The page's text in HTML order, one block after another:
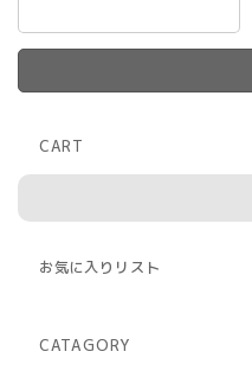
CART
お気に入りリスト
CATAGORY